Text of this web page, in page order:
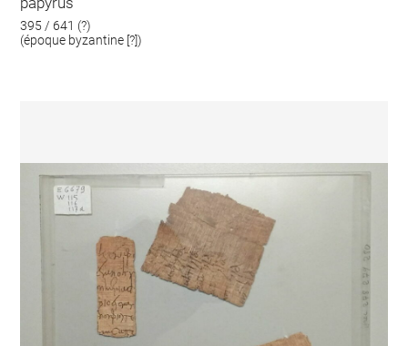
395 / 641 (?)
(époque byzantine [?])